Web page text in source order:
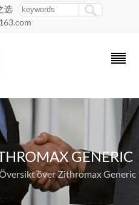
选
GENERIC
över Zithromax Generic